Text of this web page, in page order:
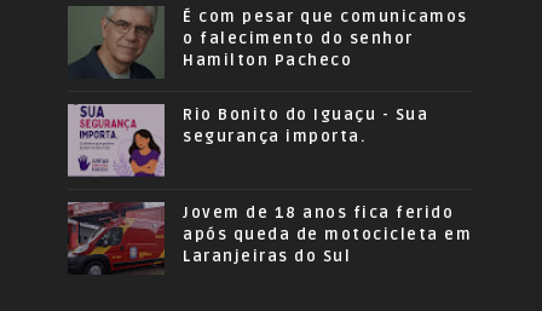
É com pesar que comunicamos
o falecimento do senhor
Hamilton Pacheco
Rio Bonito do Iguaçu - Sua
segurança importa.
Jovem de 18 anos fica ferido
após queda de motocicleta em
Laranjeiras do Sul